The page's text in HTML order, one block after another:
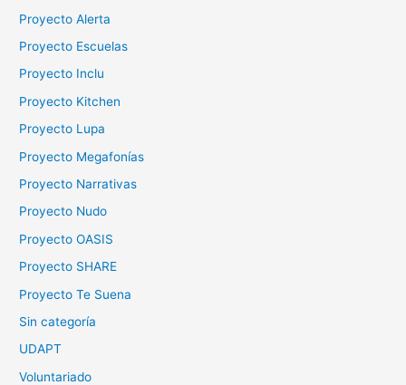
Proyecto Alerta
Proyecto Escuelas
Proyecto Inclu
Proyecto Kitchen
Proyecto Lupa
Proyecto Megafonías
Proyecto Narrativas
Proyecto Nudo
Proyecto OASIS
Proyecto SHARE
Proyecto Te Suena
Sin categoría
UDAPT
Voluntariado